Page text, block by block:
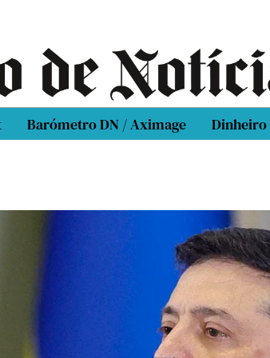
Barómetro DN / Aximage Dinheiro